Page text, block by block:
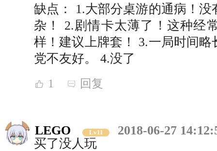
缺点： 1.大部分桌游的通病！
杂！ 2.剧情卡太薄了！这种经
样！建议上牌套！ 3.一局时间
党不友好。 4.没了
1 回复
LEGO Lv11
2018-06-27
买了没人玩